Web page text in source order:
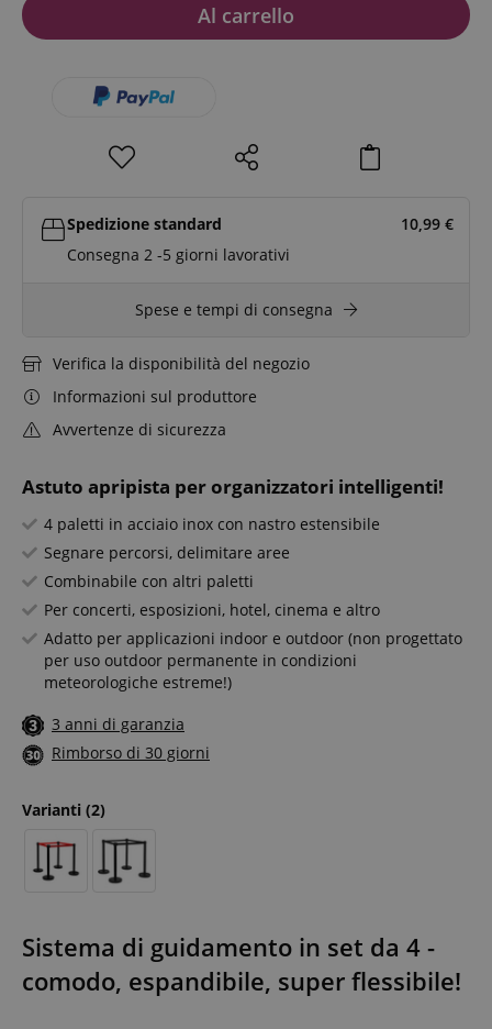
Astuto apripista per organizzatori intelligenti!
4 paletti in acciaio inox con nastro estensibile
Segnare percorsi, delimitare aree
Combinabile con altri paletti
Per concerti, esposizioni, hotel, cinema e altro
Adatto per applicazioni indoor e outdoor (non progettato
per uso outdoor permanente in condizioni
meteorologiche estreme!)
3 anni di garanzia
Rimborso di 30 giorni
Varianti (2)
Al carrello
Spedizione standard 10,99 €
Consegna 2 -5 giorni lavorativi
Spese e tempi di consegna
Verifica la disponibilità del negozio
Informazioni sul produttore
Avvertenze di sicurezza
Sistema di guidamento in set da 4 -
comodo, espandibile, super flessibile!